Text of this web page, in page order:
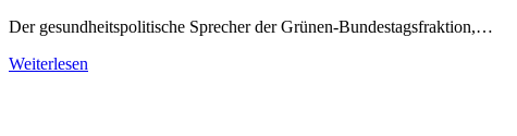
Der gesundheitspolitische Sprecher der Grünen-Bundestagsfraktion,…
Weiterlesen